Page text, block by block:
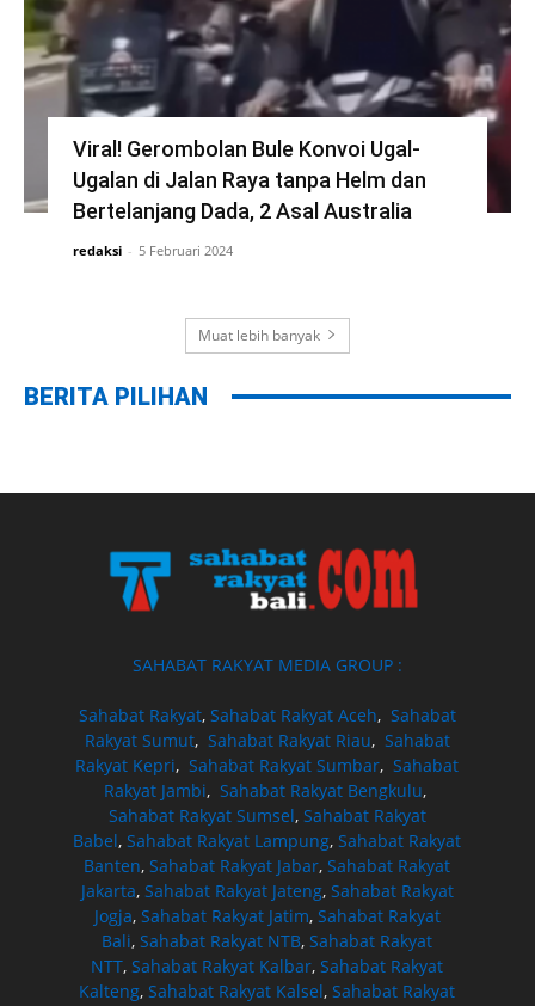
Viral! Gerombolan Bule Konvoi Ugal-
Ugalan di Jalan Raya tanpa Helm dan
Bertelanjang Dada, 2 Asal Australia
redaksi - 5 Februari 2024
Muat lebih banyak
BERITA PILIHAN
SAHABAT RAKYAT MEDIA GROUP :
Sahabat Rakyat, Sahabat Rakyat Aceh, Sahabat
Rakyat Sumut, Sahabat Rakyat Riau, Sahabat
Rakyat Kepri,Sahabat Rakyat Sumbar,Sahabat
Rakyat Jambi, Sahabat Rakyat Bengkulu,
Sahabat Rakyat Sumsel, Sahabat Rakyat
Babel,Sahabat Rakyat Lampung,Sahabat Rakyat
Banten,Sahabat Rakyat Jabar,Sahabat Rakyat
Jakarta, Sahabat Rakyat Jateng, Sahabat Rakyat
Jogja, Sahabat Rakyat Jatim, Sahabat Rakyat
Bali,Sahabat Rakyat NTB,Sahabat Rakyat
NTT,Sahabat Rakyat Kalbar,Sahabat Rakyat
Kalteng,Sahabat Rakyat Kalsel,Sahabat Rakyat